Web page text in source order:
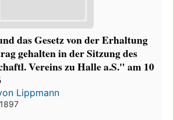
das Gesetz von der Erhaltung
gehalten in der Sitzung des
Vereins zu Halle a.S." am 10
Lippmann